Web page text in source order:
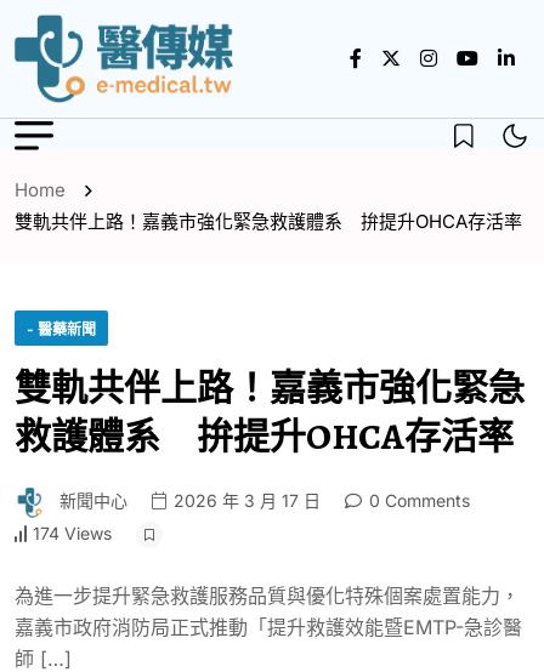
Home
雙軌共伴上路！嘉義市強化緊急救護體系 拚提升OHCA存活率
- 醫藥新聞
雙軌共伴上路！嘉義市強化緊急
救護體系 拚提升OHCA存活率
新聞中心 2026 年 3 月 17 日
0 Comments
174 Views
為進一步提升緊急救護服務品質與優化特殊個案處置能力，
嘉義市政府消防局正式推動「提升救護效能暨EMTP-急診醫
師 […]